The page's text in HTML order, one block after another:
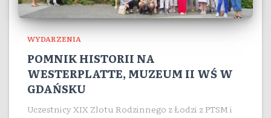
WYDARZENIA
POMNIK HISTORII NA
WESTERPLATTE, MUZEUM II WŚ W
GDAŃSKU
Uczestnicy XIX Zlotu Rodzinnego z Łodzi z PTSM i